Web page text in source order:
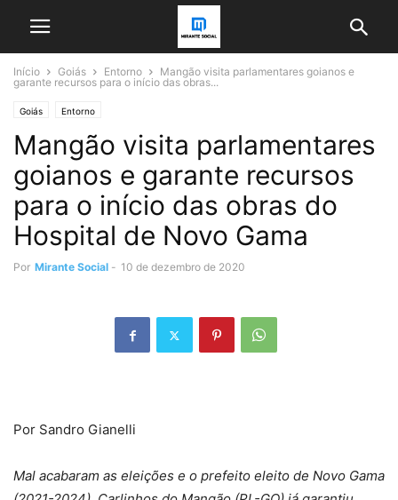
Início Goiás Entorno
Mangão visita parlamentares goianos e
garante recursos para o início das obras...
Goiás Entorno
Mangão visita parlamentares
goianos e garante recursos
para o início das obras do
Hospital de Novo Gama
Por Mirante Social - 10 de dezembro de 2020
Por Sandro Gianelli
Mal acabaram as eleições e o prefeito eleito de Novo Gama